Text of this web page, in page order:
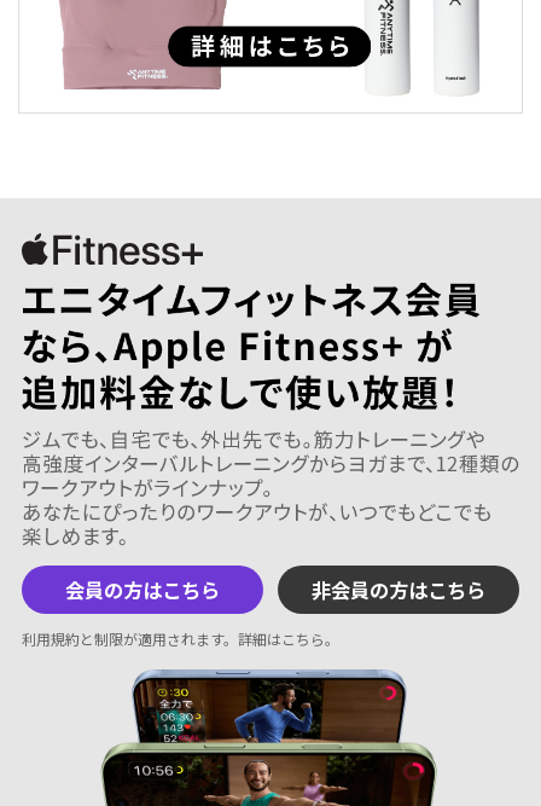
会員の方はこちら 非会員の方はこちら
利用規約と制限が適用されます。 詳細はこちら。